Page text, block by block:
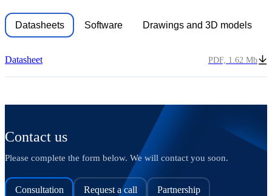
Datasheets Software Drawings and 3D models
Datasheet PDF, 1.62 Mb
Contact us
Please complete the form below. We will contact you soon.
Consultation Request a call Partnership